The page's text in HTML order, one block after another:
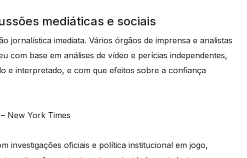
mediáticas e sociais
jornalística imediata. Vários órgãos de imprensa e analistas
com base em análises de vídeo e perícias independentes,
e interpretado, e com que efeitos sobre a confiança
– New York Times
investigações oficiais e política institucional em jogo,